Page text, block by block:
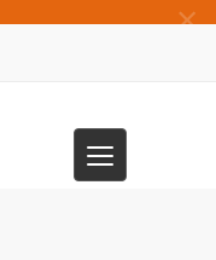
×
Toggle
navigation